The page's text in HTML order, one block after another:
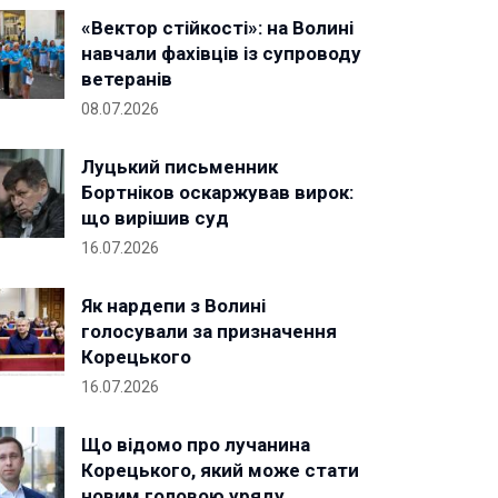
«Вектор стійкості»: на Волині
навчали фахівців із супроводу
ветеранів
08.07.2026
Луцький письменник
Бортніков оскаржував вирок:
що вирішив суд
16.07.2026
Як нардепи з Волині
голосували за призначення
Корецького
16.07.2026
Що відомо про лучанина
Корецького, який може стати